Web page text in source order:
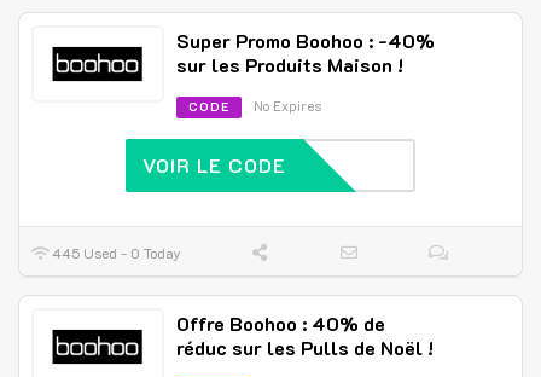
Super Promo Boohoo : -40%
sur les Produits Maison !
CODE No Expires
VOIR LE CODE
445 Used - 0 Today
Offre Boohoo : 40% de
réduc sur les Pulls de Noël !